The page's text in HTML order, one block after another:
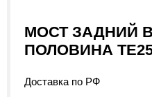
МОСТ ЗАДНИЙ
ПОЛОВИНА
Доставка по РФ